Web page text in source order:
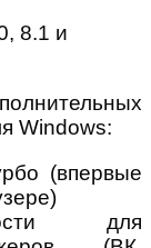
Windows:
(впервые
для